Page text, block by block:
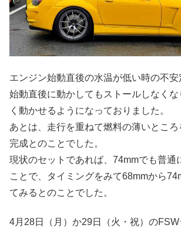
エンジン始動直後の水温が低い時の不安
始動直後に動かしてもストールしなく
く動かせるようになっておりました。
あとは、走行を重ねて燃料の薄いとこ
完成とのことでした。
現状のセットであれば、74mmでも普通
ことで、タイミングをみて68mmから
てみるとのことでした。
4月28日（月）か29日（火・祝）の